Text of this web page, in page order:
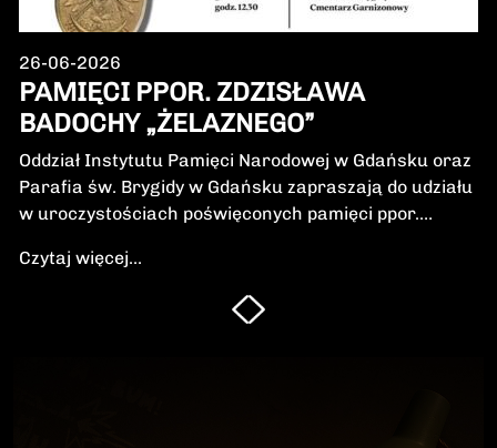
26-06-2026
PAMIĘCI PPOR. ZDZISŁAWA
BADOCHY „ŻELAZNEGO”
Oddział Instytutu Pamięci Narodowej w Gdańsku oraz
Parafia św. Brygidy w Gdańsku zapraszają do udziału
w uroczystościach poświęconych pamięci ppor.
Wileńskiej Brygady Armii Krajowej, dowódcy 5.
szwadronu podczas walk na Pomorzu, jednego z
najbardziej zasłużonych żołnierzy polskiego podziemia
Czytaj więcej...